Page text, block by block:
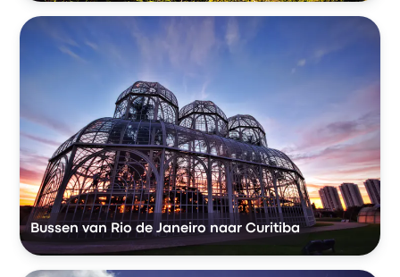
Bussen van Rio de Janeiro naar Curitiba